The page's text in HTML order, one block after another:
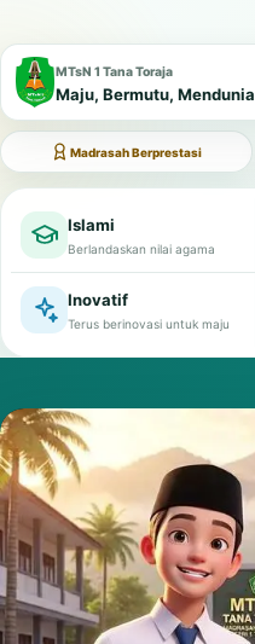
MTsN 1 Tana Toraja
Maju, Bermutu, Mendunia
Madrasah Berprestasi
Islami
Berlandaskan nilai agama
Inovatif
Terus berinovasi untuk maju